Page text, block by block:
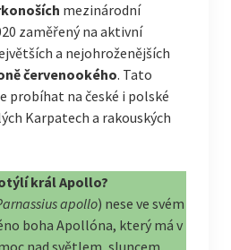
mezinárodní
zaměřený na aktivní
a nejohroženějších
červenookého. Tato
probíhat na české i polské
Karpatech a rakouských
král Apollo?
apollo) nese ve svém
boha Apollóna, který má v